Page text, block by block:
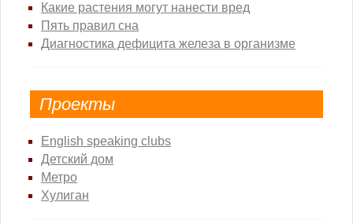
Какие растения могут нанести вред
Пять правил сна
Диагностика дефицита железа в организме
Проекты
English speaking clubs
Детский дом
Метро
Хулиган